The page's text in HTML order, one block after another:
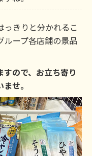
っきりと分かれるこ
ループ各店舗の景品
ので、お立ち寄り
せ。